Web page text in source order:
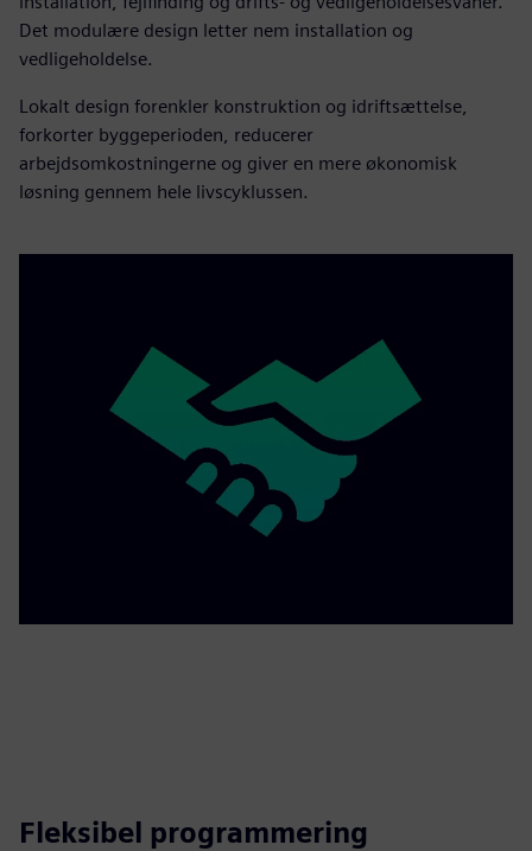
Det modulære design letter nem installation og
vedligeholdelse.
Lokalt design forenkler konstruktion og idriftsættelse,
forkorter byggeperioden, reducerer
arbejdsomkostningerne og giver en mere økonomisk
løsning gennem hele livscyklussen.
Fleksibel programmering